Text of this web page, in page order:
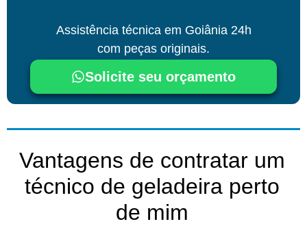
Assistência técnica em Goiânia24h
com peças originais.
Solicite seu orçamento
Vantagens de contratar um
técnico de geladeira perto
de mim